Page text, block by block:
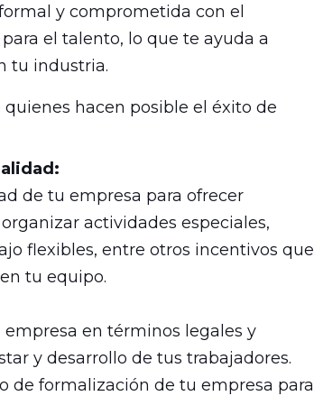
y comprometida con el
el talento, lo que te ayuda a
tu industria.
hacen posible el éxito de
de tu empresa para ofrecer
actividades especiales,
flexibles, entre otros incentivos que
tu equipo.
en términos legales y
y desarrollo de tus trabajadores.
de formalización de tu empresa para